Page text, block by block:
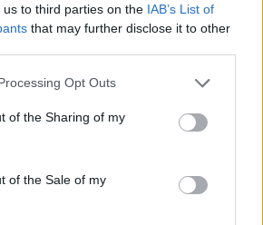
to third parties on the IAB’s List of
that may further disclose it to other
website/app uses one or more Google
or usage behaviour. You may click to
to Google and its third-party tags to
specified purposes in below Google
Opt Outs
of the Sharing of my
of the Sale of my
Germain
United
mérkőzés